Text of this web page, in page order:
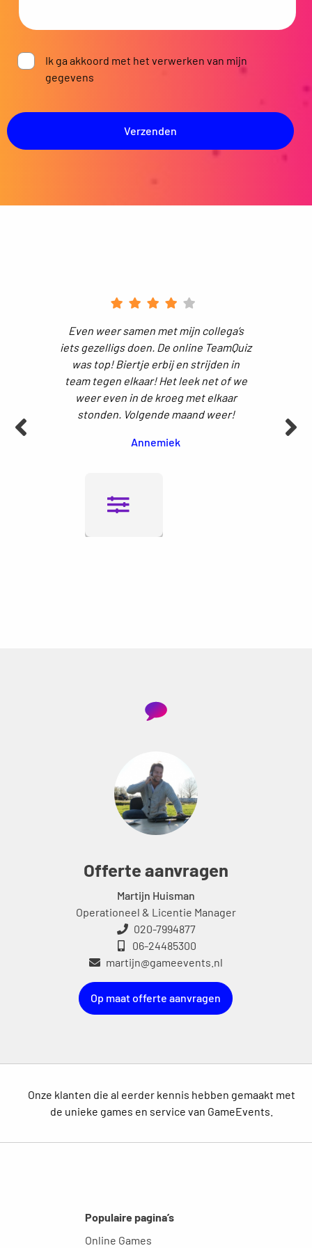
Ik ga akkoord met het verwerken van mijn
gegevens
Vorige
Even weer samen met mijn collega’s
iets gezelligs doen. De online TeamQuiz
was top! Biertje erbij en strijden in
team tegen elkaar! Het leek net of we
weer even in de kroeg met elkaar
stonden. Volgende maand weer!
Annemiek
Offerte aanvragen
Martijn Huisman
Operationeel & Licentie Manager
020-7994877
06-24485300
martijn@gameevents.nl
Op maat offerte aanvragen
Onze klanten die al eerder kennis hebben gemaakt met
de unieke games en service van GameEvents.
Populaire pagina’s
Online Games